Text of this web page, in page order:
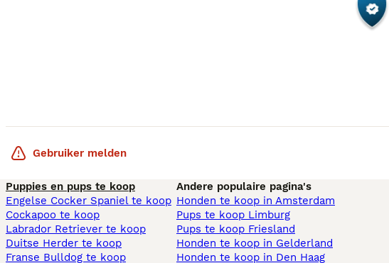
Gebruiker melden
Puppies en pups te koop
Engelse Cocker Spaniel te koop
Cockapoo te koop
Labrador Retriever te koop
Duitse Herder te koop
Franse Bulldog te koop
Andere populaire pagina's
Honden te koop in Amsterdam
Pups te koop Limburg​
Pups te koop Friesland​
Honden te koop in Gelderland
Honden te koop in Den Haag